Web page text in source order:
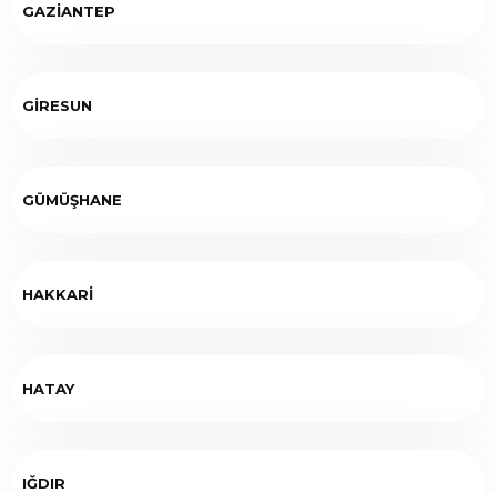
GAZİANTEP
GİRESUN
GÜMÜŞHANE
HAKKARİ
HATAY
IĞDIR